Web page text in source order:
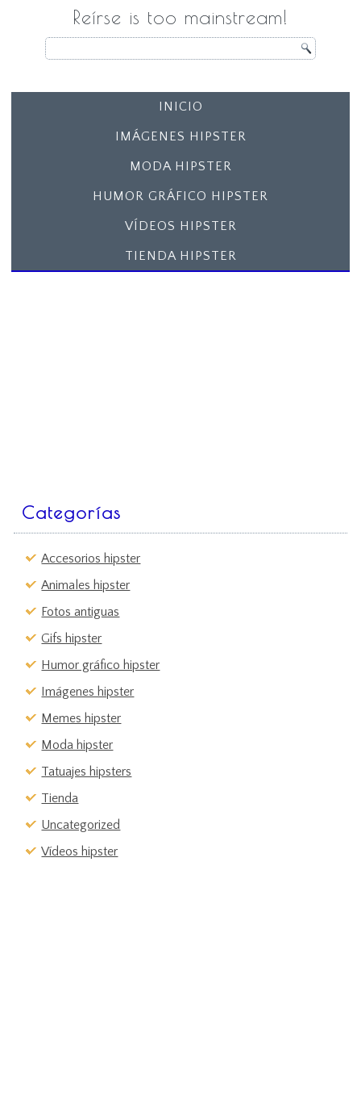
Reírse is too mainstream!
INICIO
IMÁGENES HIPSTER
MODA HIPSTER
HUMOR GRÁFICO HIPSTER
VÍDEOS HIPSTER
TIENDA HIPSTER
Categorías
Accesorios hipster
Animales hipster
Fotos antiguas
Gifs hipster
Humor gráfico hipster
Imágenes hipster
Memes hipster
Moda hipster
Tatuajes hipsters
Tienda
Uncategorized
Vídeos hipster